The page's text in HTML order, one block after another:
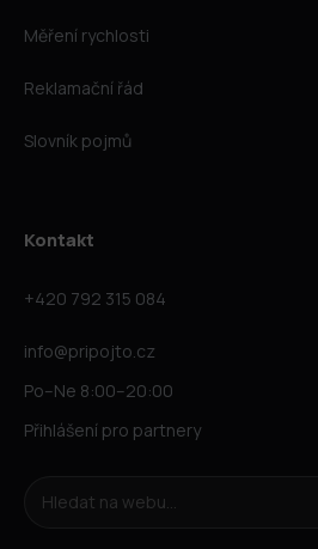
Měření rychlosti
Reklamační řád
Slovník pojmů
Kontakt
+420 792 315 084
info@pripojto.cz
Po–Ne 8:00–20:00
Přihlášení pro partnery
Hledat na webu